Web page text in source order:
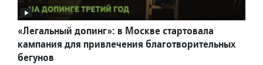
«Легальный допинг»: в Москве стартовала
кампания для привлечения благотворительных
бегунов